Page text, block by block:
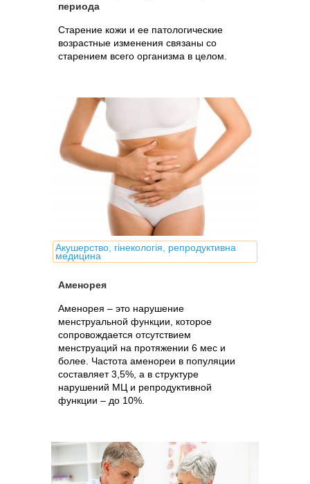
периода
Cтарение кожи и ее патологические
возрастные изменения связаны со
старением всего организма в целом.
Акушерство, гінекологія, репродуктивна
медицина
Аменорея
Аменорея – это нарушение
менструальной функции, которое
сопровождается отсутствием
менструаций на протяжении 6 мес и
более. Частота аменореи в популяции
составляет 3,5%, а в структуре
нарушений МЦ и репродуктивной
функции – до 10%.